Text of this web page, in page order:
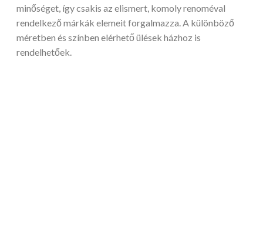
minőséget, így csakis az elismert, komoly renoméval
rendelkező márkák elemeit forgalmazza. A különböző
méretben és színben elérhető ülések házhoz is
rendelhetőek.